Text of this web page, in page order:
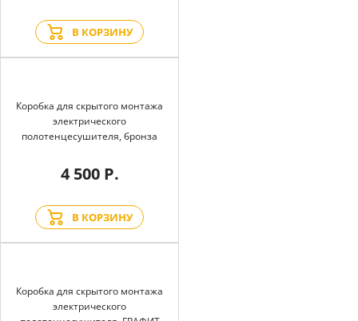
В КОРЗИНУ
Коробка для скрытого монтажа
электрического
полотенцесушителя, бронза
4 500 Р.
В КОРЗИНУ
Коробка для скрытого монтажа
электрического